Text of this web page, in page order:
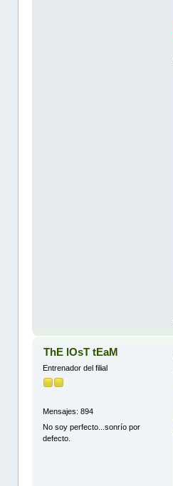
ThE lOsT tEaM
Entrenador del filial
Mensajes: 894
No soy perfecto...sonrío por
defecto.